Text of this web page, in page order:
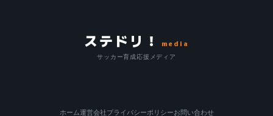
ステドリ！ media
サッカー育成応援メディア
ホーム運営会社プライバシーポリシーお問い合わせ